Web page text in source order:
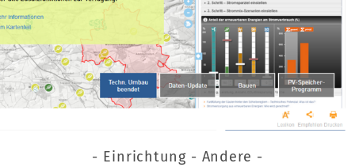
- Einrichtung - Andere -